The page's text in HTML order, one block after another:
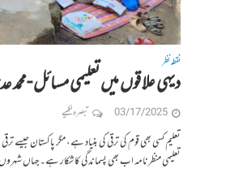
نقطہ نظر
دیہی علاقوں میں تعلیمی مسائل -محمد
03/17/2025 تبصرہ لکھیے
تعلیم کسی بھی قوم کی ترقی کی بنیاد ہے، مگر پاکستان جیسے
تعلیمی منظرنامہ اب بھی پسماندگی کا شکار ہے۔ جہاں